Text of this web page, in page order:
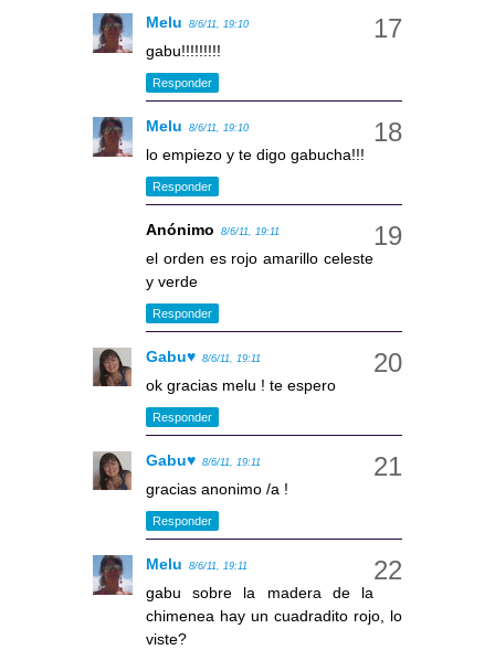
Melu 8/6/11, 19:10
gabu!!!!!!!!!
Responder
Melu 8/6/11, 19:10
lo empiezo y te digo gabucha!!!
Responder
Anónimo 8/6/11, 19:11
el orden es rojo amarillo celeste
y verde
Responder
Gabu♥ 8/6/11, 19:11
ok gracias melu ! te espero
Responder
Gabu♥ 8/6/11, 19:11
gracias anonimo /a !
Responder
Melu 8/6/11, 19:11
gabu sobre la madera de la
chimenea hay un cuadradito rojo, lo
viste?